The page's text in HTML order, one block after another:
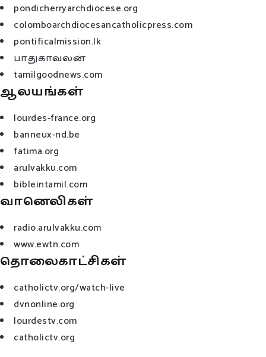
pondicherryarchdiocese.org
colomboarchdiocesancatholicpress.com
pontificalmission.lk
பாதுகாவலன்
tamilgoodnews.com
ஆலயங்கள்
lourdes-france.org
banneux-nd.be
fatima.org
arulvakku.com
bibleintamil.com
வானெலிகள்
radio.arulvakku.com
www.ewtn.com
தொலைகாட்சிகள்
catholictv.org/watch-live
dvnonline.org
lourdestv.com
catholictv.org